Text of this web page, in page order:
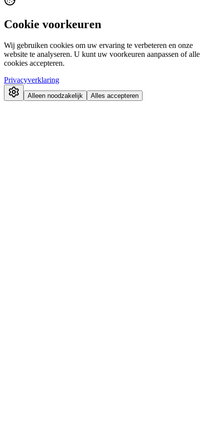
Cookie voorkeuren
Wij gebruiken cookies om uw ervaring te verbeteren en onze
website te analyseren. U kunt uw voorkeuren aanpassen of alle
cookies accepteren.
Privacyverklaring
Alleen noodzakelijk Alles accepteren